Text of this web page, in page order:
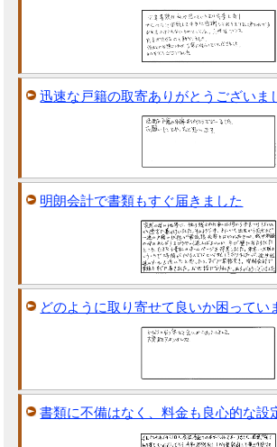
迅速な戸籍の取寄ありがとうございま
明朗会計で書類もすぐ届きました
どのように取り寄せて良いか困ってい
書類に不備はなく、料金も良心的な設